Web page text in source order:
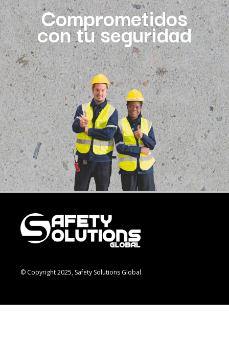
Comprometidos
con tu seguridad
© Copyright 2025, Safety Solutions Global